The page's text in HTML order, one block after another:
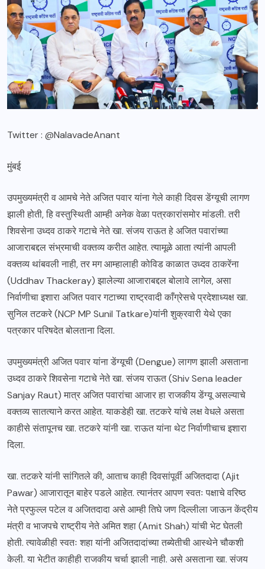
Twitter : @NalavadeAnant
मुंबई
उपमुख्यमंत्री व आमचे नेते अजित पवार यांना गेले काही दिवस डेंग्यूची लागण
झाली होती, हि वस्तुस्थिती आम्ही अनेक वेळा पत्रकारांसमोर मांडली. तरी
शिवसेना उध्दव ठाकरे गटाचे नेते खा. संजय राऊत हे अजित पवारांच्या
आजाराबद्दल संभ्रमाची वक्तव्य करीत आहेत. त्यामूळे आता त्यांनी आपली
वक्तव्य थांबवली नाही, तर मग आम्हालाही कोविड काळात उध्दव ठाकरेंना
(Uddhav Thackeray) झालेल्या आजाराबद्दल बोलावे लागेल, असा
निर्वाणीचा इशारा अजित पवार गटाच्या राष्ट्रवादी काँग्रेसचे प्रदेशाध्यक्ष खा.
सुनिल तटकरे (NCP MP Sunil Tatkare)यांनी शुक्रवारी येथे एका
पत्रकार परिषदेत बोलताना दिला.
उपमुख्यमंत्री अजित पवार यांना डेंग्यूची (Dengue) लागण झाली असताना
उध्दव ठाकरे शिवसेना गटाचे नेते खा. संजय राऊत (Shiv Sena leader
Sanjay Raut) मात्र अजित पवारांचा आजार हा राजकीय डेंग्यू असल्याचे
वक्तव्य सातत्याने करत आहेत. याकडेही खा. तटकरे यांचे लक्ष वेधले असता
काहीसे संतापूनच खा. तटकरे यांनी खा. राऊत यांना थेट निर्वाणीचाच इशारा
दिला.
खा. तटकरे यांनी सांगितले की, आताच काही दिवसांपूर्वी अजितदादा (Ajit
Pawar) आजारातून बाहेर पडले आहेत. त्यानंतर आपण स्वतः पक्षाचे वरिष्ठ
नेते प्रफुल्ल पटेल व अजितदादा असे आम्ही तिघे जण दिल्लीला जाऊन केंद्रीय
मंत्री व भाजपचे राष्ट्रीय नेते अमित शहा (Amit Shah) यांची भेट घेतली
होती. त्यावेळीही स्वतः शहा यांनी अजितदादांच्या तब्येतीची आस्थेने चौकशी
केली. या भेटीत काहीही राजकीय चर्चा झाली नाही. असे असताना खा. संजय